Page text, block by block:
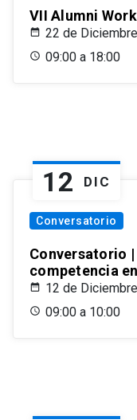
VII Alumni
22 de
09:00 a 18:00
12 DIC
Conversatorio
Conversatorio
competencia
12 de
09:00 a 10:00